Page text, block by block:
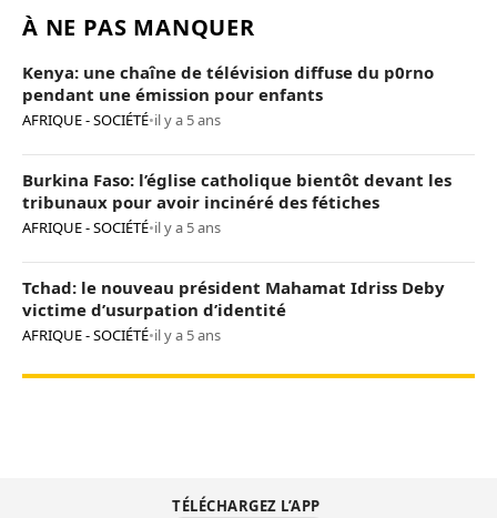
À NE PAS MANQUER
Kenya: une chaîne de télévision diffuse du p0rno
pendant une émission pour enfants
AFRIQUE - SOCIÉTÉ•il y a 5 ans
Burkina Faso: l’église catholique bientôt devant les
tribunaux pour avoir incinéré des fétiches
AFRIQUE - SOCIÉTÉ•il y a 5 ans
Tchad: le nouveau président Mahamat Idriss Deby
victime d’usurpation d’identité
AFRIQUE - SOCIÉTÉ•il y a 5 ans
TÉLÉCHARGEZ L’APP